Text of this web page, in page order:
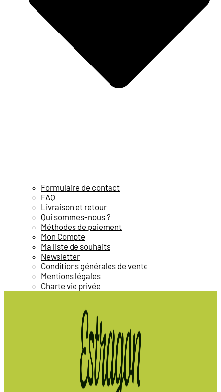
Formulaire de contact
FAQ
Livraison et retour
Qui sommes-nous ?
Méthodes de paiement
Mon Compte
Ma liste de souhaits
Newsletter
Conditions générales de vente
Mentions légales
Charte vie privée